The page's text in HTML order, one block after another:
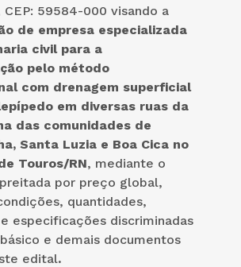
CEP: 59584-000 visando a
de empresa especializada
civil para a
pelo método
com drenagem superficial
em diversas ruas da
das comunidades de
Santa Luzia e Boa Cica no
Touros/RN, mediante o
por preço global,
quantidades,
especificações discriminadas
e demais documentos
edital.